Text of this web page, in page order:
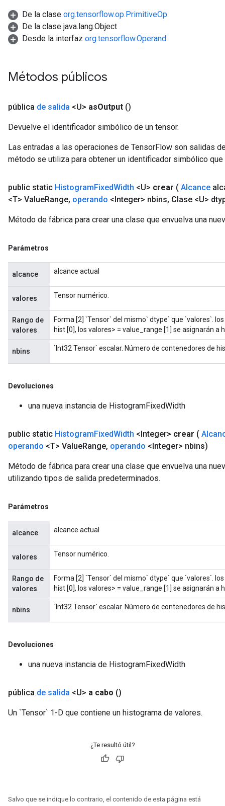
De la clase org.tensorflow.op.PrimitiveOp
De la clase java.lang.Object
Desde la interfaz org.tensorflow.Operand
Métodos públicos
pública de salida <U> asOutput ()
Devuelve el identificador simbólico de un tensor.
Las entradas a las operaciones de TensorFlow son salidas
método se utiliza para obtener un identificador simbólico
public static HistogramFixedWidth <U> crear ( Alcance
<T> ValueRange, operando <Integer> nbins, Clase <U>
Método de fábrica para crear una clase que envuelva una
Parámetros
alcance alcance actual
valores Tensor numérico.
Rango de
valores
Forma [2] `Tensor` del mismo` dtype` que `valores`.
hist [0], los valores> = value_range [1] se asignarán a
nbins `Int32 Tensor` escalar. Número de contenedores de
Devoluciones
una nueva instancia de HistogramFixedWidth
public static HistogramFixedWidth <Integer> crear (
operando <T> ValueRange, operando <Integer> nbins)
Método de fábrica para crear una clase que envuelva una
utilizando tipos de salida predeterminados.
Parámetros
alcance alcance actual
valores Tensor numérico.
Rango de
valores
Forma [2] `Tensor` del mismo` dtype` que `valores`.
hist [0], los valores> = value_range [1] se asignarán a
nbins `Int32 Tensor` escalar. Número de contenedores de
Devoluciones
una nueva instancia de HistogramFixedWidth
pública de salida <U> a cabo ()
Un `Tensor` 1-D que contiene un histograma de valores.
¿Te resultó útil?
Salvo que se indique lo contrario, el contenido de esta página está